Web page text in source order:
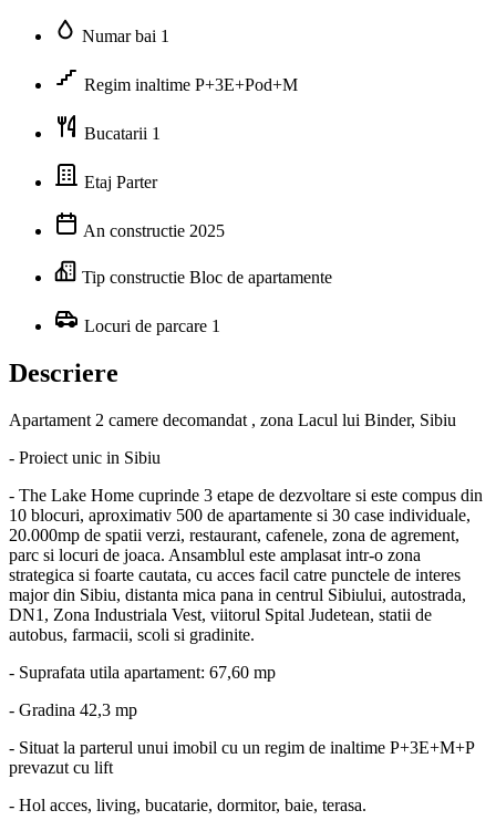
Numar bai 1
Regim inaltime P+3E+Pod+M
Bucatarii 1
Etaj Parter
An constructie 2025
Tip constructie Bloc de apartamente
Locuri de parcare 1
Descriere
Apartament 2 camere decomandat , zona Lacul lui Binder, Sibiu
- Proiect unic in Sibiu
- The Lake Home cuprinde 3 etape de dezvoltare si este compus din
10 blocuri, aproximativ 500 de apartamente si 30 case individuale,
20.000mp de spatii verzi, restaurant, cafenele, zona de agrement,
parc si locuri de joaca. Ansamblul este amplasat intr-o zona
strategica si foarte cautata, cu acces facil catre punctele de interes
major din Sibiu, distanta mica pana in centrul Sibiului, autostrada,
DN1, Zona Industriala Vest, viitorul Spital Judetean, statii de
autobus, farmacii, scoli si gradinite.
- Suprafata utila apartament: 67,60 mp
- Gradina 42,3 mp
- Situat la parterul unui imobil cu un regim de inaltime P+3E+M+P
prevazut cu lift
- Hol acces, living, bucatarie, dormitor, baie, terasa.